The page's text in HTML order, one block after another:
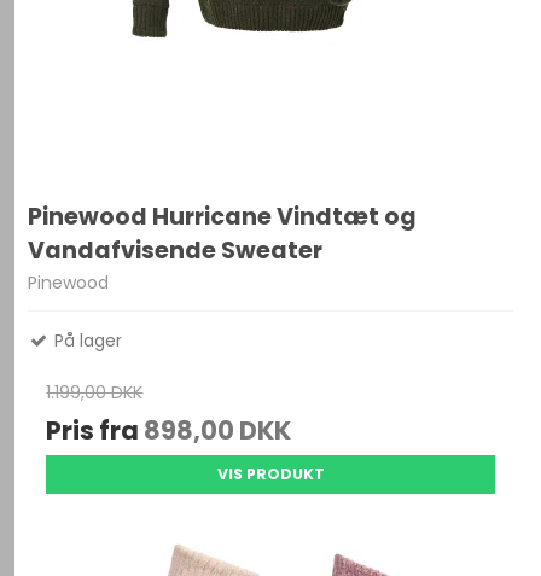
Pinewood Hurricane Vindtæt og
Vandafvisende Sweater
Pinewood
På lager
1.199,00 DKK
Pris fra 898,00 DKK
VIS PRODUKT